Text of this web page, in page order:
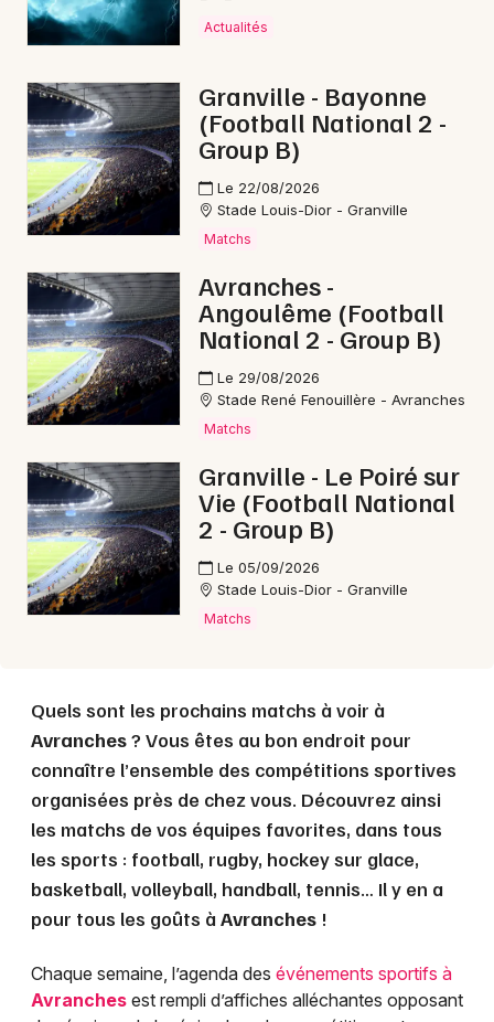
Actualités
Granville - Bayonne
(Football National 2 -
Group B)
Le 22/08/2026
Stade Louis-Dior - Granville
Matchs
Avranches -
Angoulême (Football
National 2 - Group B)
Le 29/08/2026
Stade René Fenouillère - Avranches
Matchs
Granville - Le Poiré sur
Vie (Football National
2 - Group B)
Le 05/09/2026
Stade Louis-Dior - Granville
Matchs
Quels sont les prochains matchs à voir à
Avranches? Vous êtes au bon endroit pour
connaître l’ensemble des compétitions sportives
organisées près de chez vous. Découvrez ainsi
les matchs de vos équipes favorites, dans tous
les sports : football, rugby, hockey sur glace,
basketball, volleyball, handball, tennis… Il y en a
pour tous les goûts à Avranches !
Chaque semaine, l’agenda des événements sportifs à
Avranches est rempli d’affiches alléchantes opposant